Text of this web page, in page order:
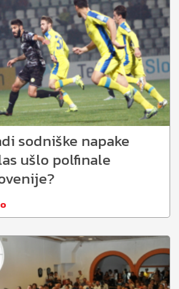
sodniške napake
ušlo polfinale